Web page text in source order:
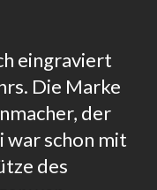
eingraviert
Die Marke
der
war schon mit
des